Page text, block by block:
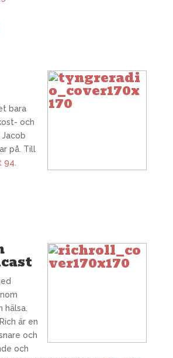
bara
och
på. Till
94
hälsa.
är en
och
och